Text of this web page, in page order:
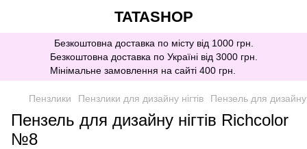
TATASHOP
Безкоштовна доставка по місту від 1000 грн.
Безкоштовна доставка по Україні від 3000 грн.
Мінімальне замовлення на сайті 400 грн.
Пензлики Пензлики для дизайну нігтів Пензель для
Пензель для дизайну нігтів Richcolor
№8